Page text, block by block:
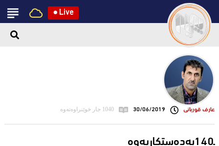
● Live
عارف قوربانی 30/06/2019 1040 جار خوێنراوەتەوە
ـ140به‌ده‌ستكاریه‌وه‌